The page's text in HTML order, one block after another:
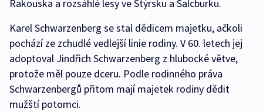
Rakouska a rozsáhlé lesy ve Štýrsku a Salcburku.
Karel Schwarzenberg se stal dědicem majetku, ačkoli
pochází ze zchudlé vedlejší linie rodiny. V 60. letech jej
adoptoval Jindřich Schwarzenberg z hlubocké větve,
protože měl pouze dceru. Podle rodinného práva
Schwarzenbergů přitom mají majetek rodiny dědit
mužští potomci.